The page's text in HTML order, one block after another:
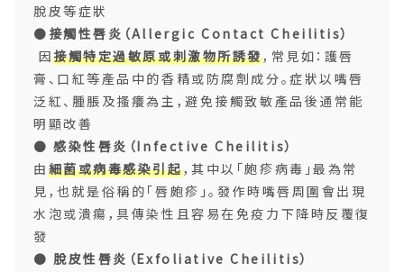
脫皮等症狀
● 接觸性唇炎（Allergic Contact Cheilitis）
因接觸特定過敏原或刺激物所誘發，常見如：護唇
膏、口紅等產品中的香精或防腐劑成分。症狀以嘴唇
泛紅、腫脹及搔癢為主，避免接觸致敏產品後通常能
明顯改善
●感染性唇炎（Infective Cheilitis）
由 細菌或病毒感染引起，其中以「皰疹病毒」最為常
見，也就是俗稱的「唇皰疹」。發作時嘴唇周圍會出現
水泡或潰瘍，具傳染性且容易在免疫力下降時反覆復
發
● 脫皮性唇炎（Exfoliative Cheilitis）